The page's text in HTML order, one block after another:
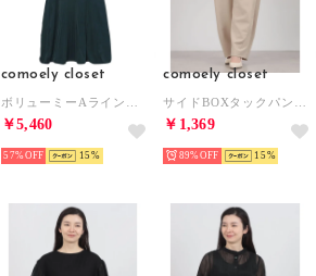
comoely closet
ボリューミーAラインワンピース （ブルーグリーン）
￥5,460
57% 15
comoely closet
サイドBOXタックパンツ （ベージュ）
￥1,369
89% 15